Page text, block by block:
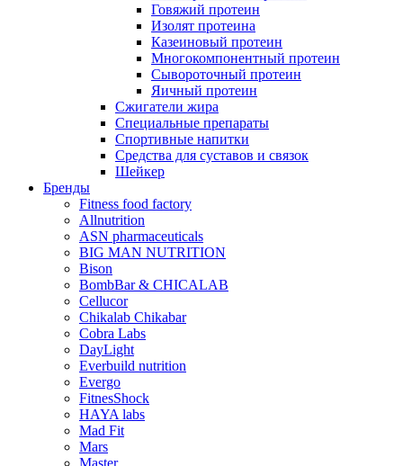
Говяжий протеин
Изолят протеина
Казеиновый протеин
Многокомпонентный протеин
Сывороточный протеин
Яичный протеин
Сжигатели жира
Специальные препараты
Спортивные напитки
Средства для суставов и связок
Шейкер
Бренды
Fitness food factory
Allnutrition
ASN pharmaceuticals
BIG MAN NUTRITION
Bison
BombBar & CHICALAB
Cellucor
Chikalab Chikabar
Cobra Labs
DayLight
Everbuild nutrition
Evergo
FitnesShock
HAYA labs
Mad Fit
Mars